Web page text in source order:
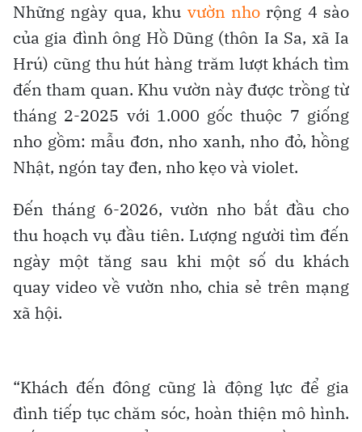
Những ngày qua, khu vườn nhorộng 4 sào
của gia đình ông Hồ Dũng (thôn Ia Sa, xã Ia
Hrú) cũng thu hút hàng trăm lượt khách tìm
đến tham quan. Khu vườn này được trồng từ
tháng 2-2025 với 1.000 gốc thuộc 7 giống
nho gồm: mẫu đơn, nho xanh, nho đỏ, hồng
Nhật, ngón tay đen, nho kẹo và violet.
Đến tháng 6-2026, vườn nho bắt đầu cho
thu hoạch vụ đầu tiên. Lượng người tìm đến
ngày một tăng sau khi một số du khách
quay video về vườn nho, chia sẻ trên mạng
xã hội.
“Khách đến đông cũng là động lực để gia
đình tiếp tục chăm sóc, hoàn thiện mô hình.